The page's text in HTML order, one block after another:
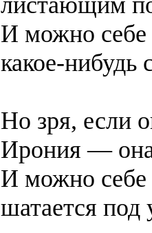
И можно себе
какое-
Но зря, если
Ирония —
И можно себе
шатается под